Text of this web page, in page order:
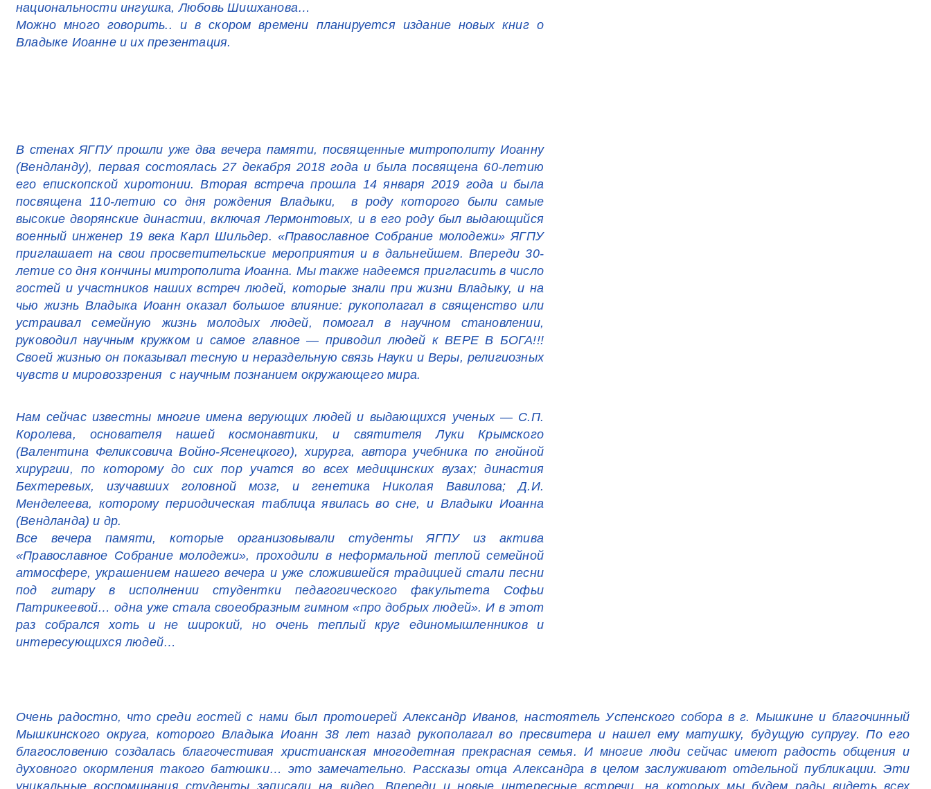
национальности ингушка, Любовь Шишханова…
Можно много говорить.. и в скором времени планируется издание новых книг о
Владыке Иоанне и их презентация.
В стенах ЯГПУ прошли уже два вечера памяти, посвященные митрополиту Иоанну
(Вендланду), первая состоялась 27 декабря 2018 года и была посвящена 60-летию
его епископской хиротонии. Вторая встреча прошла 14 января 2019 года и была
посвящена 110-летию со дня рождения Владыки, в роду которого были самые
высокие дворянские династии, включая Лермонтовых, и в его роду был выдающийся
военный инженер 19 века Карл Шильдер. «Православное Собрание молодежи» ЯГПУ
приглашает на свои просветительские мероприятия и в дальнейшем. Впереди 30-
летие со дня кончины митрополита Иоанна. Мы также надеемся пригласить в число
гостей и участников наших встреч людей, которые знали при жизни Владыку, и на
чью жизнь Владыка Иоанн оказал большое влияние: рукополагал в священство или
устраивал семейную жизнь молодых людей, помогал в научном становлении,
руководил научным кружком и самое главное — приводил людей к ВЕРЕ В БОГА!!!
Своей жизнью он показывал тесную и нераздельную связь Науки и Веры, религиозных
чувств и мировоззрения с научным познанием окружающего мира.
Нам сейчас известны многие имена верующих людей и выдающихся ученых — С.П.
Королева, основателя нашей космонавтики, и святителя Луки Крымского
(Валентина Феликсовича Войно-Ясенецкого), хирурга, автора учебника по гнойной
хирургии, по которому до сих пор учатся во всех медицинских вузах; династия
Бехтеревых, изучавших головной мозг, и генетика Николая Вавилова; Д.И.
Менделеева, которому периодическая таблица явилась во сне, и Владыки Иоанна
(Вендланда) и др.
Все вечера памяти, которые организовывали студенты ЯГПУ из актива
«Православное Собрание молодежи», проходили в неформальной теплой семейной
атмосфере, украшением нашего вечера и уже сложившейся традицией стали песни
под гитару в исполнении студентки педагогического факультета Софьи
Патрикеевой… одна уже стала своеобразным гимном «про добрых людей». И в этот
раз собрался хоть и не широкий, но очень теплый круг единомышленников и
интересующихся людей…
Очень радостно, что среди гостей с нами был протоиерей Александр Иванов, настоятель Успенского собора в г. Мышкине и благочинный
Мышкинского округа, которого Владыка Иоанн 38 лет назад рукополагал во пресвитера и нашел ему матушку, будущую супругу. По его
благословению создалась благочестивая христианская многодетная прекрасная семья. И многие люди сейчас имеют радость общения и
духовного окормления такого батюшки… это замечательно. Рассказы отца Александра в целом заслуживают отдельной публикации. Эти